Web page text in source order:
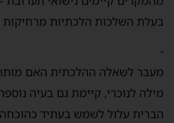
השלכות הלכתיות מרחיקות
לשאלה ההלכתית האם מותר
לנוכרי, קיימת גם בעיה נוספת:
עלול לשמש בעתיד כהוכחה